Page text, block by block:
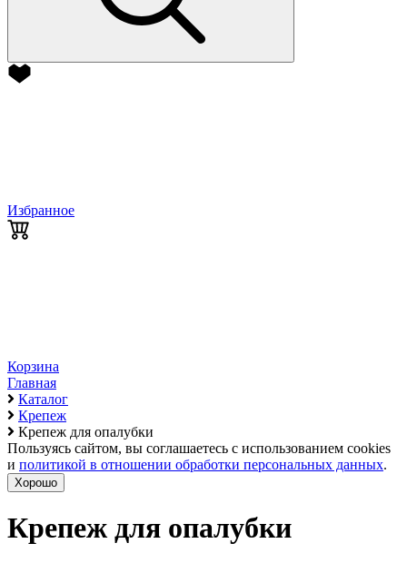
Избранное
Корзина
Главная
Каталог
Крепеж
Крепеж для опалубки
Пользуясь сайтом, вы соглашаетесь с использованием cookies
и политикой в отношении обработки персональных данных.
Хорошо
Крепеж для опалубки